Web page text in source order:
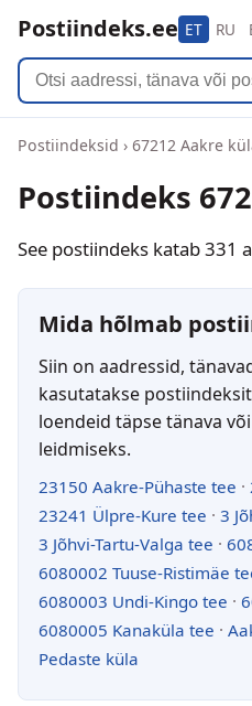
Postiindeks.ee ET RU
Postiindeksid › 67212 Aakre
Postiindeks
See postiindeks katab 331
Mida hõlmab
Siin on aadressid,
kasutatakse
loendeid täpse tänava
leidmiseks.
23150 Aakre-Pühaste tee ·
23241 Ülpre-Kure tee · 3
3 Jõhvi-Tartu-Valga tee ·
6080002 Tuuse-Ristimäe
6080003 Undi-Kingo tee ·
6080005 Kanaküla tee ·
Pedaste küla